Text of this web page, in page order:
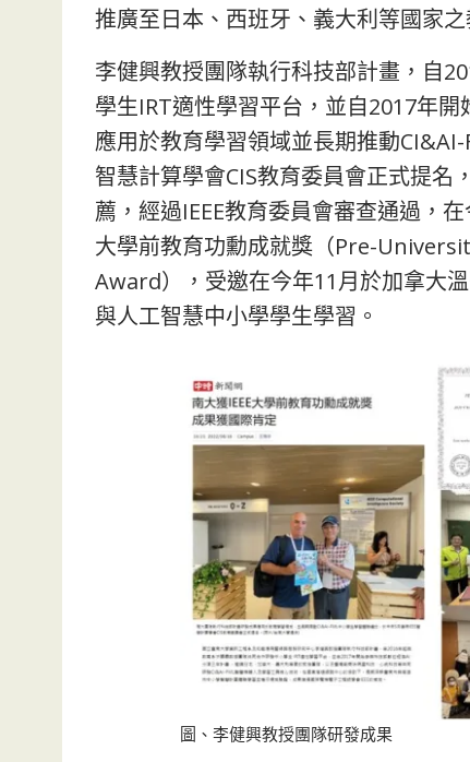
推廣至日本、西班牙、義大利等國家之
李健興教授團隊執行科技部計畫，自
學生IRT適性學習平台，並自2017年
應用於教育學習領域並長期推動
智慧計算學會CIS教育委員會正式提
薦，經過IEEE教育委員會審查通過，
大學前教育功勳成就獎（Pre-
Award），受邀在今年11月於加拿大
與人工智慧中小學學生學習。
圖、李健興教授團隊研發成果